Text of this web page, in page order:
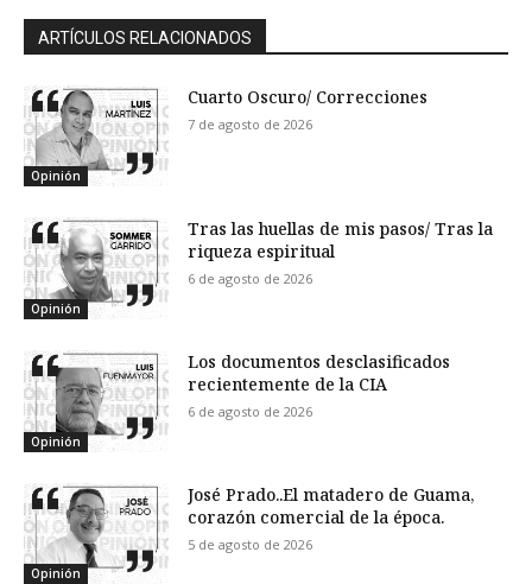
ARTÍCULOS RELACIONADOS
Opinión
Cuarto Oscuro/ Correcciones
7 de agosto de 2026
Opinión
Tras las huellas de mis pasos/ Tras la
riqueza espiritual
6 de agosto de 2026
Opinión
Los documentos desclasificados
recientemente de la CIA
6 de agosto de 2026
Opinión
José Prado..El matadero de Guama,
corazón comercial de la época.
5 de agosto de 2026